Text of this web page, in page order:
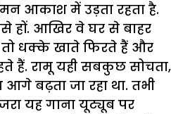
मन आकाश में उड़ता रहता है.
हों. आखिर वे घर से बाहर
तो धक्के खाते फिरते हैं और
हैं. रामू यही सबकुछ सोचता,
आगे बढ़ता जा रहा था. तभी
यह गाना यूट्यूब पर